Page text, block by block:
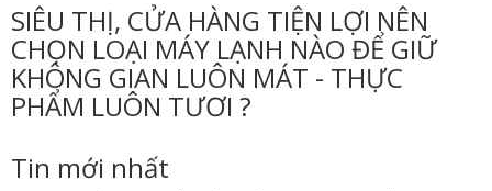
SIÊU THỊ, CỬA HÀNG TIỆN LỢI NÊN
CHỌN LOẠI MÁY LẠNH NÀO ĐỂ GIỮ
KHÔNG GIAN LUÔN MÁT - THỰC
PHẨM LUÔN TƯƠI ?
Tin mới nhất